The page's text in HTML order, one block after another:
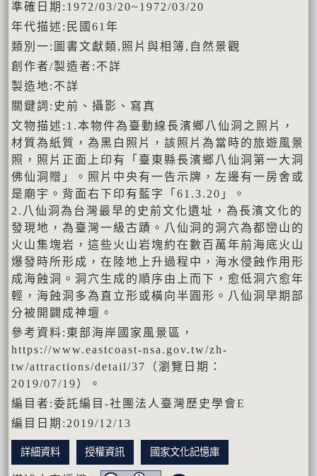
準確日期:1972/03/20~1972/03/20
年代描述:民國61年
類別一:圖書文獻類,照片與相簿,自然景觀
創作者/製造者:不詳
製造地:不詳
關鍵詞:史前、攝影、寫真
文物描述:1.本物件為臺動線長濱鄉八仙洞之照片，
材質為紙質，為黑白照片，該照片為當時的旅遊風景
照，照片正面上印有「臺東縣長濱鄉八仙洞第一大洞
佛仙洞贈」。照片中央有一告示牌，左邊有一房舍或
是廟宇。背面右下印有藍字「61.3.20」。
2.八仙洞為台灣最早的史前文化遺址，為長濱文化的
發現地，為臺灣一級古蹟。八仙洞的洞穴為都巒山的
火山集塊岩，這些火山岩塊約在數百萬年前海底火山
爆發時所形成，在陸地上升過程中，海水侵蝕作用形
成海蝕洞。洞穴生成的順序由上而下，愈低洞穴愈年
輕，海蝕洞多為直立形或橫向半圓形。八仙洞早期部
分被開闢成神壇。
參考資料:東部海岸國家風景區，
https://www.eastcoast-nsa.gov.tw/zh-
tw/attractions/detail/37（瀏覽日期：
2019/07/19）。
編目者:委託編目-社團法人臺灣歷史學會E
編目日期:2019/12/13
詳細資料 授權資訊 國家文化記憶庫